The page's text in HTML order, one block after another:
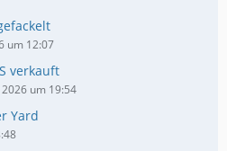
um 12:07
verkauft
um 19:54
Yard